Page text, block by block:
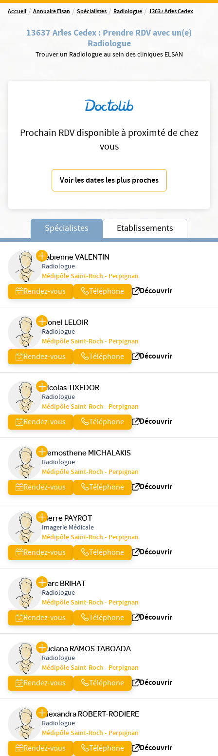
Accueil / Annuaire Elsan / Spécialistes / Radiologue / 13637 Arles Cedex
13637 Arles Cedex : Prendre RDV avec un(e)
Radiologue
Trouver un Radiologue au sein des cliniques ELSAN
Prochain RDV disponible à proximté de chez
vous
Voir les dates les plus proches
Spécialistes Etablissements
Fabienne VALENTIN
Radiologue
Médipôle Saint-Roch - Perpignan
Rendez-vous Téléphone Découvrir
Lionel LELOIR
Radiologue
Médipôle Saint-Roch - Perpignan
Rendez-vous Téléphone Découvrir
Nicolas TIXEDOR
Radiologue
Médipôle Saint-Roch - Perpignan
Rendez-vous Téléphone Découvrir
Demosthene MICHALAKIS
Radiologue
Médipôle Saint-Roch - Perpignan
Rendez-vous Téléphone Découvrir
Pierre PAYROT
Imagerie Médicale
Médipôle Saint-Roch - Perpignan
Rendez-vous Téléphone Découvrir
Marc BRIHAT
Radiologue
Médipôle Saint-Roch - Perpignan
Rendez-vous Téléphone Découvrir
Luciana RAMOS TABOADA
Radiologue
Médipôle Saint-Roch - Perpignan
Rendez-vous Téléphone Découvrir
Alexandra ROBERT-RODIERE
Radiologue
Médipôle Saint-Roch - Perpignan
Rendez-vous Téléphone Découvrir